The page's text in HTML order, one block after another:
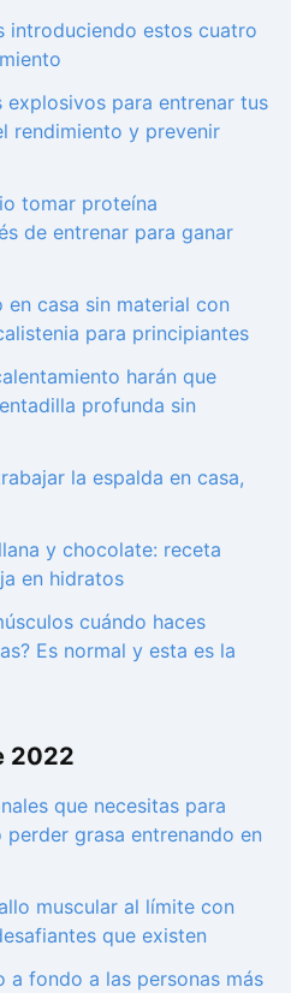
introduciendo estos cuatro
explosivos para entrenar tus
rendimiento y prevenir
tomar proteína
de entrenar para ganar
casa sin material con
para principiantes
harán que
profunda sin
la espalda en casa,
y chocolate: receta
en hidratos
cuándo haces
Es normal y esta es la
2022
que necesitas para
grasa entrenando en
muscular al límite con
que existen
a fondo a las personas más